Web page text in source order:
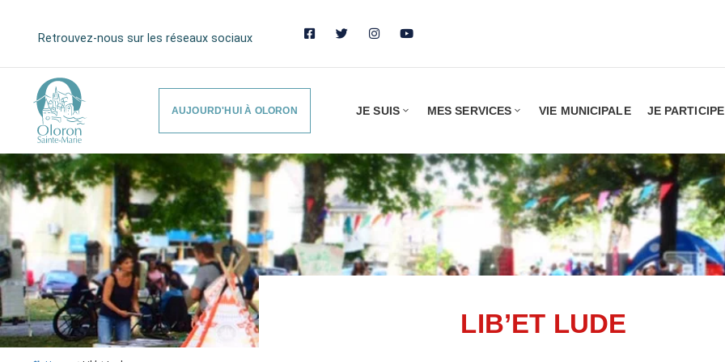
Retrouvez-nous sur les réseaux sociaux
AUJOURD'HUI À OLORON JE SUIS MES SERVICES VIE MUNICIPALE JE PARTICIPE
LIB’ET LUDE